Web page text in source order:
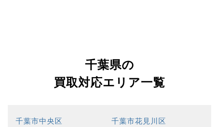
千葉県の
買取対応エリア一覧
千葉市中央区 千葉市花見川区